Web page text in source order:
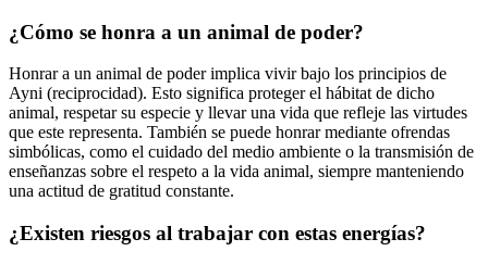
¿Cómo se honra a un animal de poder?
Honrar a un animal de poder implica vivir bajo los principios de
Ayni (reciprocidad). Esto significa proteger el hábitat de dicho
animal, respetar su especie y llevar una vida que refleje las virtudes
que este representa. También se puede honrar mediante ofrendas
simbólicas, como el cuidado del medio ambiente o la transmisión de
enseñanzas sobre el respeto a la vida animal, siempre manteniendo
una actitud de gratitud constante.
¿Existen riesgos al trabajar con estas energías?